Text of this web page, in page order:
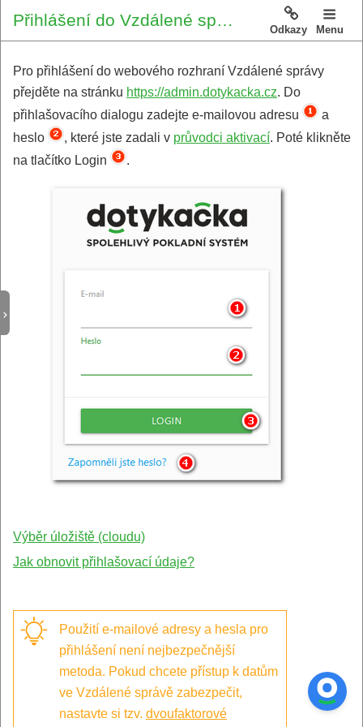
Přihlášení do Vzdálené správy
Odkazy Menu
Pro přihlášení do webového rozhraní Vzdálené správy
přejděte na stránku https://admin.dotykacka.cz. Do
přihlašovacího dialogu zadejte e-mailovou adresu
a
heslo
, které jste zadali v průvodci aktivací. Poté klikněte
na tlačítko Login
.
Výběr úložiště (cloudu)
Jak obnovit přihlašovací údaje?
Použití e-mailové adresy a hesla pro
přihlášení není nejbezpečnější
metoda. Pokud chcete přístup k datům
ve Vzdálené správě zabezpečit,
nastavte si tzv.dvoufaktorové